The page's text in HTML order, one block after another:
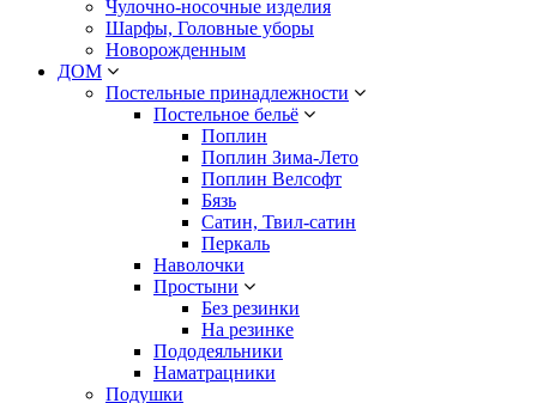
Чулочно-носочные изделия
Шарфы, Головные уборы
Новорожденным
ДОМ
Постельные принадлежности
Постельное бельё
Поплин
Поплин Зима-Лето
Поплин Велсофт
Бязь
Сатин, Твил-сатин
Перкаль
Наволочки
Простыни
Без резинки
На резинке
Пододеяльники
Наматрацники
Подушки